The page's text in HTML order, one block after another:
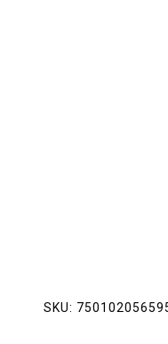
SKU: